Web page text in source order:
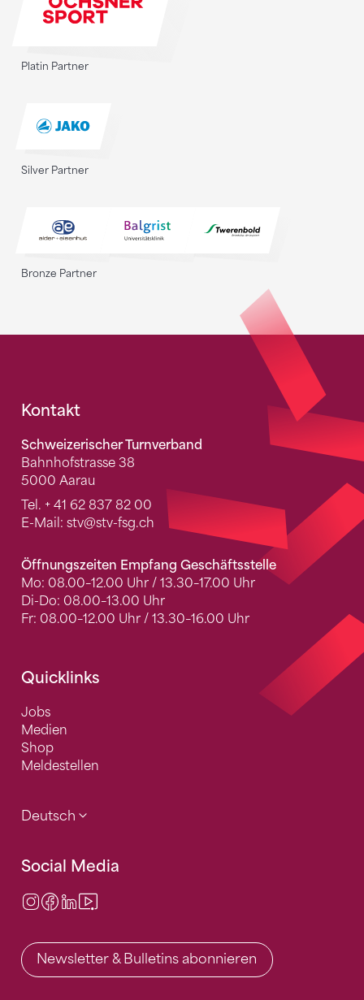
Platin Partner
Silver Partner
Bronze Partner
Fusszeile
Kontakt
Schweizerischer Turnverband
Bahnhofstrasse 38
5000 Aarau
Tel. + 41 62 837 82 00
E-Mail: stv@stv-fsg.ch
Öffnungszeiten Empfang Geschäftsstelle
Mo: 08.00–12.00 Uhr / 13.30–17.00 Uhr
Di-Do: 08.00–13.00 Uhr
Fr: 08.00–12.00 Uhr / 13.30–16.00 Uhr
Quicklinks
Jobs
Medien
Shop
Meldestellen
Deutsch
Social Media
Instagram
Facebook
LinkedIn
Newsletter & Bulletins abonnieren